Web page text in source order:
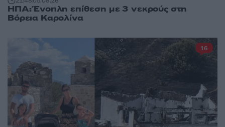
ΗΠΑ: Ένοπλη επίθεση με 3 νεκρούς στη
Βόρεια Καρολίνα
16